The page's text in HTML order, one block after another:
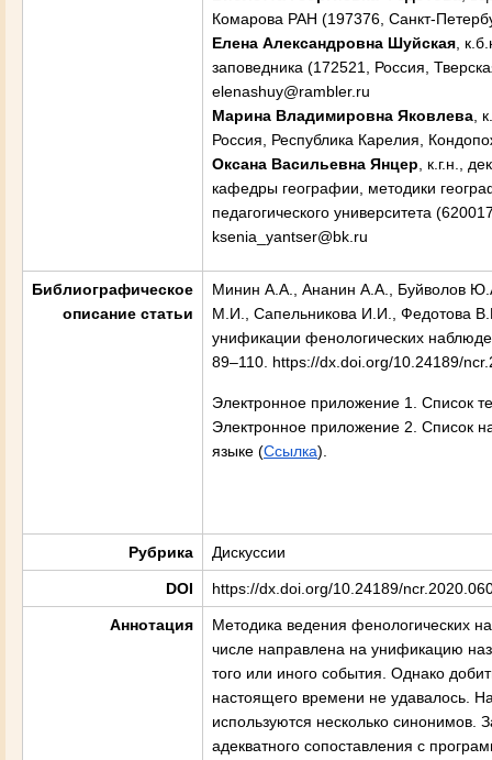
Комарова РАН (197376, Санкт-
Елена Александровна Шуйская ,
заповедника (172521, Россия,
elenashuy@rambler.ru
Марина Владимировна Яковлева ,
Россия, Республика Карелия,
Оксана Васильевна Янцер , к.г.н.,
кафедры географии, методики
педагогического университета
ksenia_yantser@bk.ru
Библиографическое
описание статьи
Минин А.А., Ананин А.А., Буйволов
М.И., Сапельникова И.И., Федотова
унификации фенологических
89–110. https://dx.doi.org/10.24189/
Электронное приложение 1. Список
Электронное приложение 2. Список
языке (Ссылка).
Рубрика Дискуссии
DOI https://dx.doi.org/10.24189/
Аннотация
Методика ведения фенологических
числе направлена на унификацию
того или иного события. Однако
настоящего времени не удавалось.
используются несколько синонимов.
адекватного сопоставления с